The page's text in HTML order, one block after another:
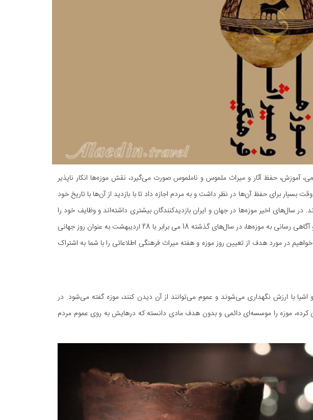
آموزش، حفظ آثار و میراث ملموس و ناملموس صورت می‌گیرد، نقش موزه‌ها انکار ناپذیر
برای حفظ آن‌ها در نظر داشت و به مردم اجازه داد تا با بازدید از آن‌ها با تاریخ خود
در سال‌های اخیر موزه‌ها در جهان و ایران بازدیدکنندگان بیشتری داشته‌اند و وظایف خود را
هر روز بهتر انجام می‌دهند. برای یادآوری هدف تاسیس موزه و آگاهی رسانی به موزه‌ها، در سال‌های گذشته 18 می برابر با 28 اردیبهشت به عنوان روز جهانی
در مورد هدف از تعیین روز موزه و هفته میراث فرهنگی اطلاعاتی را با شما به اشتراک
اشیا با ارزش نگهداری می‌شوند و عموم می‌توانند از آن دیدن کنند، موزه گفته می‌شود. در
موزه را موسسه‌ای دائمی و بدون هدف مادی دانسته که درهایش به روی عموم مردم